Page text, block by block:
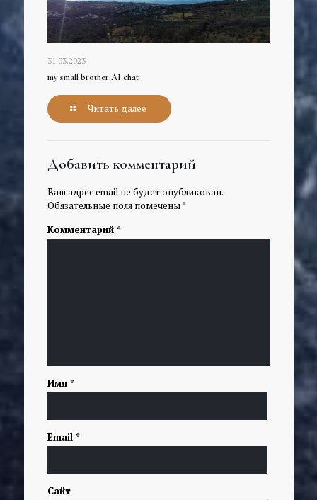
31.03.2023
my small brother AI chat
Читать далее
Добавить комментарий
Ваш адрес email не будет опубликован.
Обязательные поля помечены*
Комментарий *
Имя *
Email *
Сайт